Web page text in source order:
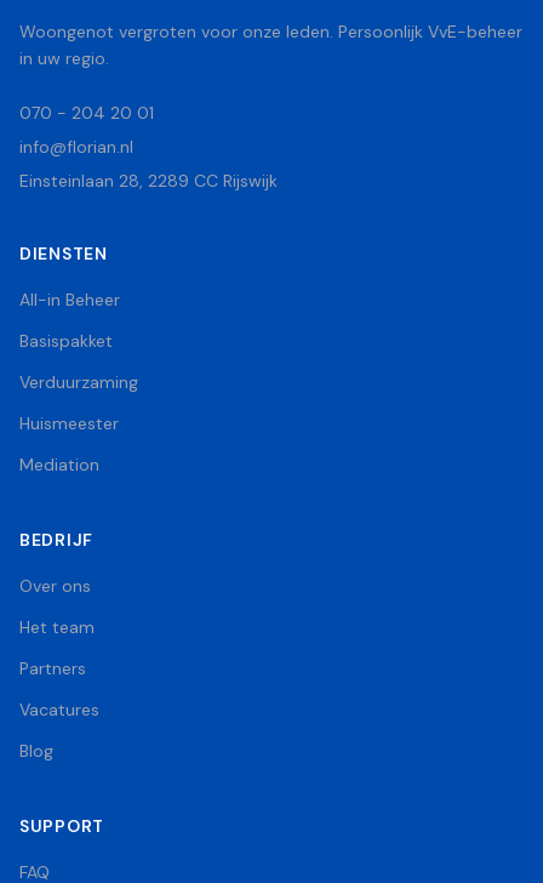
Woongenot vergroten voor onze leden. Persoonlijk VvE-beheer
in uw regio.
070 - 204 20 01
info@florian.nl
Einsteinlaan 28, 2289 CC Rijswijk
DIENSTEN
All-in Beheer
Basispakket
Verduurzaming
Huismeester
Mediation
BEDRIJF
Over ons
Het team
Partners
Vacatures
Blog
SUPPORT
FAQ